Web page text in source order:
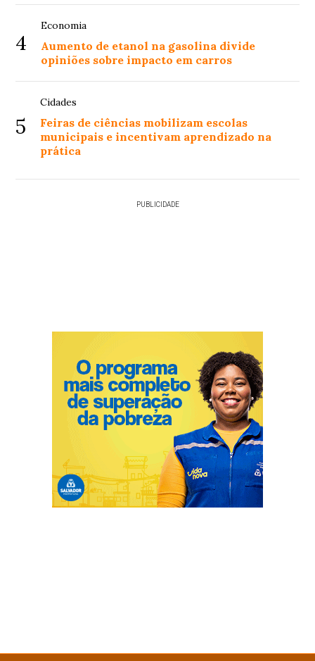
4
Economia
Aumento de etanol na gasolina divide
opiniões sobre impacto em carros
5
Cidades
Feiras de ciências mobilizam escolas
municipais e incentivam aprendizado na
prática
PUBLICIDADE